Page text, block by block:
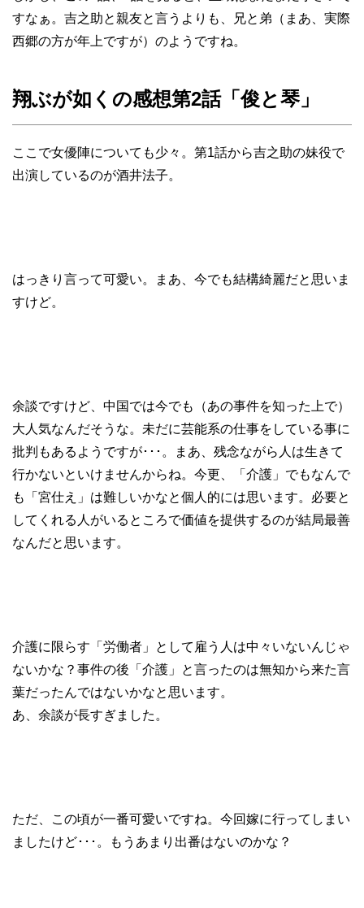
すなぁ。吉之助と親友と言うよりも、兄と弟（まあ、実際
西郷の方が年上ですが）のようですね。
翔ぶが如くの感想第2話「俊と琴」
ここで女優陣についても少々。第1話から吉之助の妹役で
出演しているのが酒井法子。
はっきり言って可愛い。まあ、今でも結構綺麗だと思いま
すけど。
余談ですけど、中国では今でも（あの事件を知った上で）
大人気なんだそうな。未だに芸能系の仕事をしている事に
批判もあるようですが･･･。まあ、残念ながら人は生きて
行かないといけませんからね。今更、「介護」でもなんで
も「宮仕え」は難しいかなと個人的には思います。必要と
してくれる人がいるところで価値を提供するのが結局最善
なんだと思います。
介護に限らす「労働者」として雇う人は中々いないんじゃ
ないかな？事件の後「介護」と言ったのは無知から来た言
葉だったんではないかなと思います。
あ、余談が長すぎました。
ただ、この頃が一番可愛いですね。今回嫁に行ってしまい
ましたけど･･･。もうあまり出番はないのかな？